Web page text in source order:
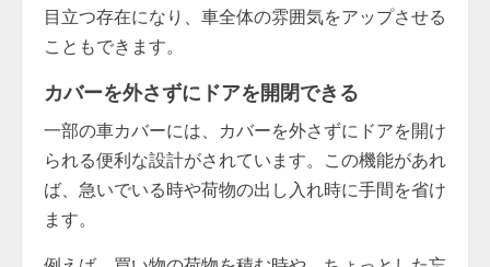
目立つ存在になり、車全体の雰囲気をアップさせる
こともできます。
カバーを外さずにドアを開閉できる
一部の車カバーには、カバーを外さずにドアを開け
られる便利な設計がされています。この機能があれ
ば、急いでいる時や荷物の出し入れ時に手間を省け
ます。